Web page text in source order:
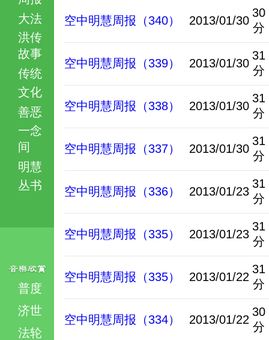
大法
洪传
故事
传统
文化
善恶
一念
间
明慧
丛书
普度
济世
法轮
空中明慧周报（340） 2013/01/30
30
分
空中明慧周报（339） 2013/01/30
31
分
空中明慧周报（338） 2013/01/30
31
分
空中明慧周报（337） 2013/01/30
31
分
空中明慧周报（336） 2013/01/23
31
分
空中明慧周报（335） 2013/01/23
31
分
空中明慧周报（335） 2013/01/22
31
分
空中明慧周报（334） 2013/01/22
30
分